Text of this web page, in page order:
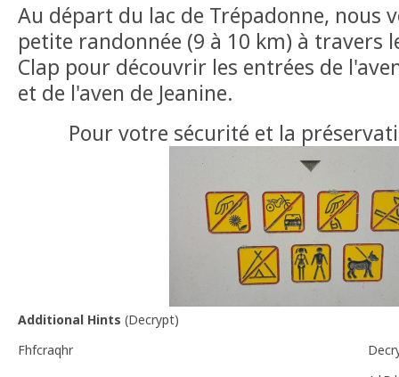
Au départ du lac de Trépadonne, nous
petite randonnée (9 à 10 km) à travers
Clap pour découvrir les entrées de
et de l'aven de Jeanine.
Pour votre sécurité et la
Additional Hints (Decrypt)
Fhfcraqhr